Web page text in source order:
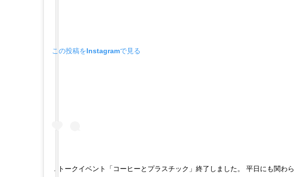
この投稿をInstagramで見る
. トークイベント「コーヒーとプラスチック」終了しました。 平日にも関わら